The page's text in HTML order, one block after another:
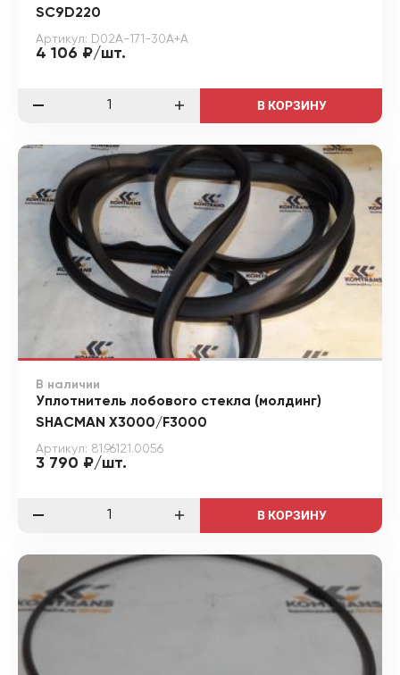
SC9D220
Артикул: D02A-171-30A+A
4 106 ₽/шт.
В КОРЗИНУ
В наличии
Уплотнитель лобового стекла (молдинг)
SHACMAN X3000/F3000
Артикул: 81.96121.0056
3 790 ₽/шт.
В КОРЗИНУ